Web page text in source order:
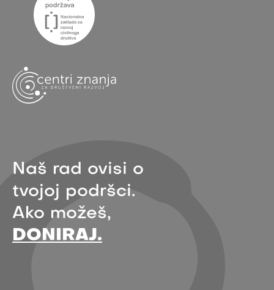
Naš rad ovisi o
tvojoj podršci.
Ako možeš,
DONIRAJ.